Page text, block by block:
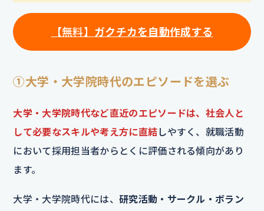
【無料】 ガクチカを自動作成する
①大学・大学院時代のエピソードを選ぶ
大学・大学院時代など直近のエピソードは、社会人と
して必要なスキルや考え方に直結 しやすく、就職活動
において採用担当者からとくに評価される傾向があり
ます。
大学・大学院時代には、 研究活動・サークル・ボラン